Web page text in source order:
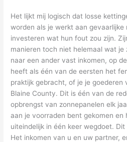
Het lijkt mij logisch dat losse
worden als je werkt aan gevaarlijke
investeren wat hun fout zou zijn.
manieren toch niet helemaal wat
naar een ander vast inkomen, op
heeft als één van de eersten het
praktijk gebracht, of je je goederen
Blaine County. Dit is één van de
opbrengst van zonnepanelen elk
aan je voorraden bent gekomen en
uiteindelijk in één keer wegdoet.
Het inkomen van u en uw partner,